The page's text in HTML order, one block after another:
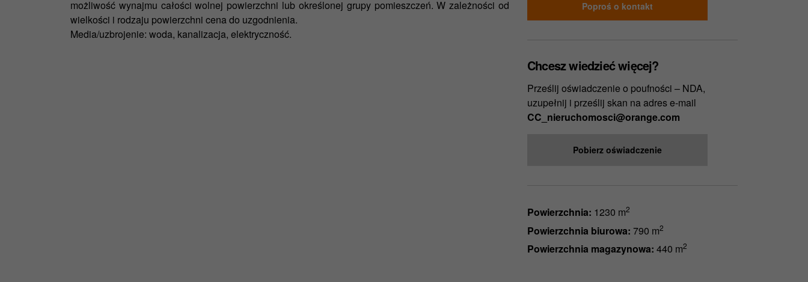
Poproś o kontakt
Chcesz wiedzieć więcej?
Prześlij oświadczenie o poufności – NDA,
uzupełnij i prześlij skan na adres e-mail
CC_nieruchomosci@orange.com
Pobierz oświadczenie
Powierzchnia: 1230 m2
Powierzchnia biurowa: 790 m2
Powierzchnia magazynowa: 440 m2
możliwość wynajmu całości wolnej powierzchni lub określonej grupy pomieszczeń. W zależności od
wielkości i rodzaju powierzchni cena do uzgodnienia.
Media/uzbrojenie: woda, kanalizacja, elektryczność.